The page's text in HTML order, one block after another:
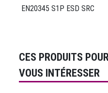
EN20345 S1P ESD SRC
CES PRODUITS
VOUS INTÉRESSER